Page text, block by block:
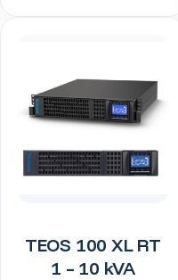
TEOS 100 XL RT
1 – 10 kVA